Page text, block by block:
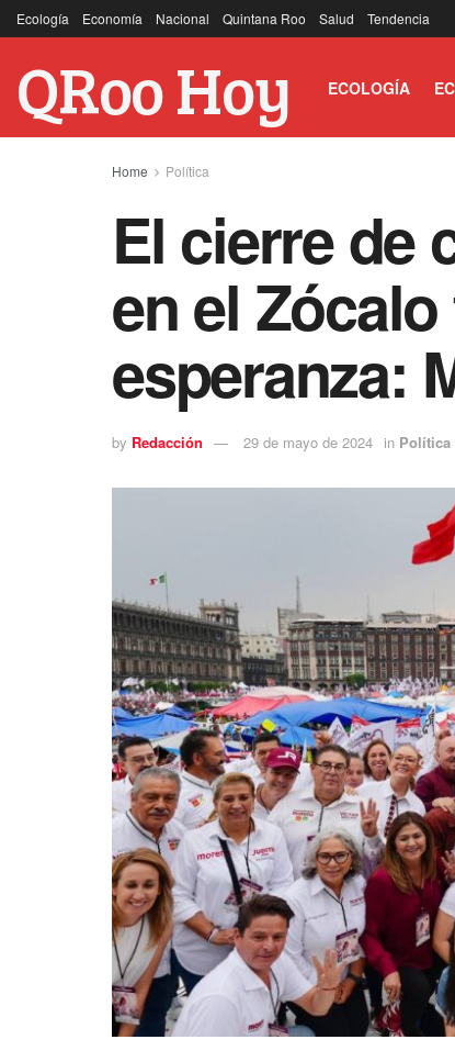
Ecología Economía Nacional Quintana Roo Salud Tendencia
QRoo Hoy ECOLOGÍA
Home Política
El cierre de
en el
esperanza:
by Redacción 29 de mayo de 2024 in Política